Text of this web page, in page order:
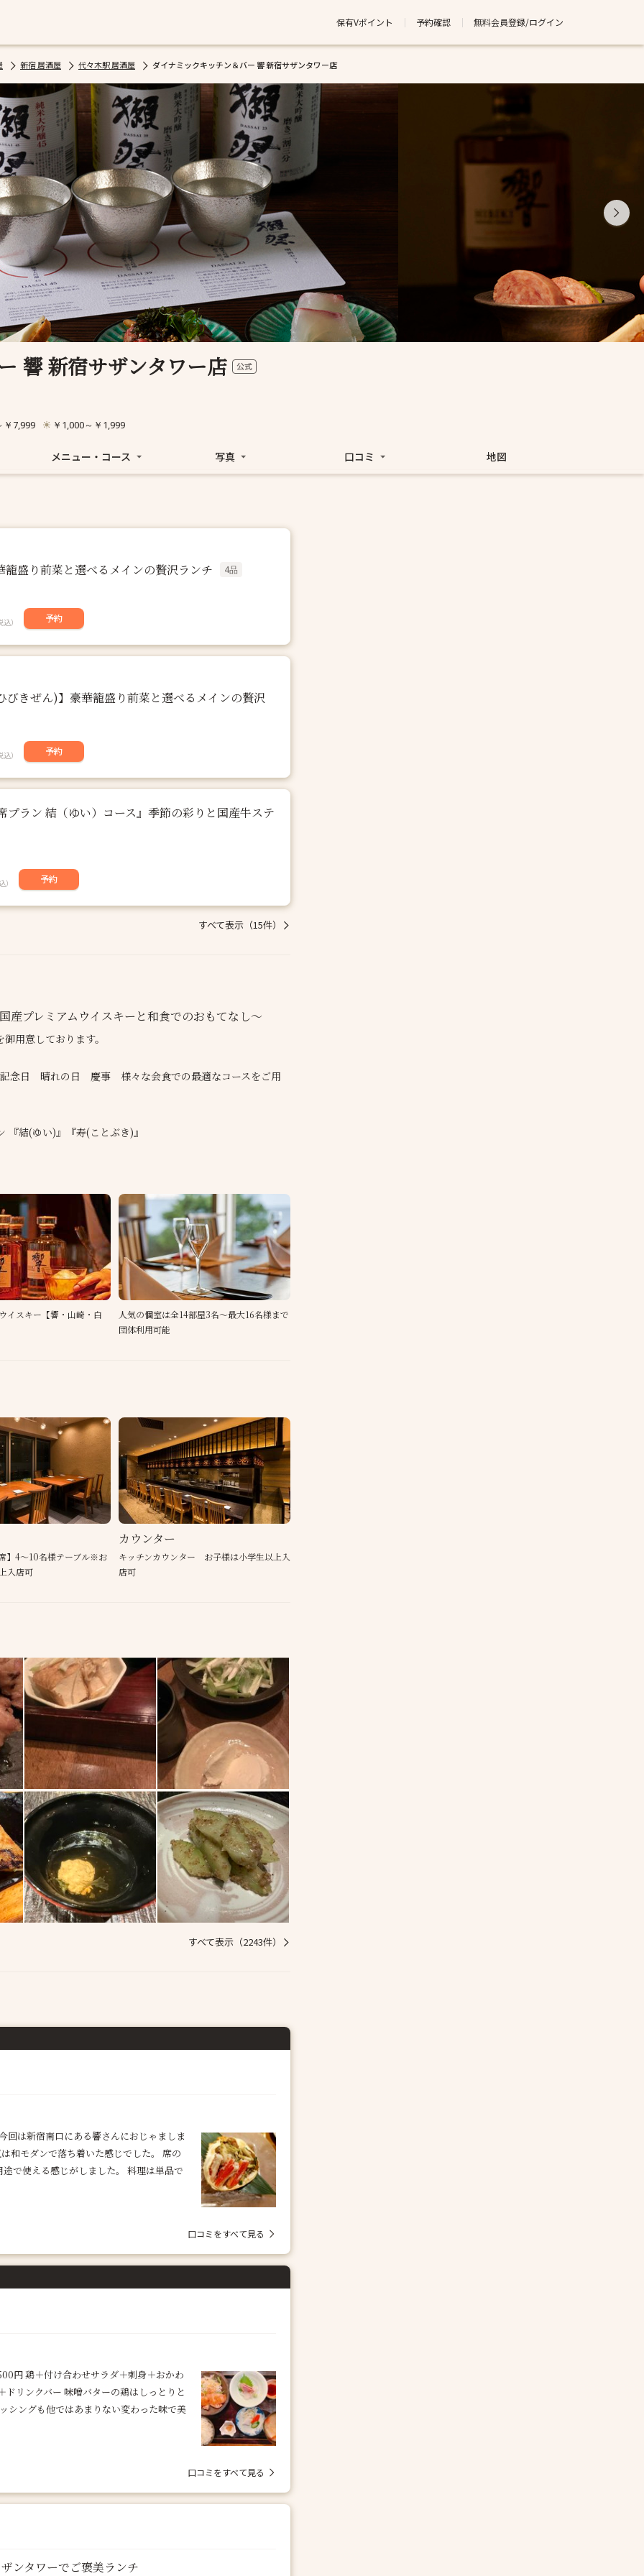
保有Vポイント 予約確認 無料会員登録/ログイン
新宿 居酒屋 代々木駅 居酒屋 ダイナミックキッチン＆バー 響 新宿サザンタワー店
響 新宿サザンタワー店 公式
￥7,999 ￥1,000～￥1,999
メニュー・コース 写真 口コミ 地図
盛り前菜と選べるメインの贅沢ランチ 4品
） 予約
びきぜん)】豪華籠盛り前菜と選べるメインの贅沢
） 予約
ラン 結（ゆい）コース』季節の彩りと国産牛ステ
） 予約
すべて表示（15件）
プレミアムウイスキーと和食でのおもてなし～
用意しております。
晴れの日 慶事 様々な会食での最適なコースをご用
結(ゆい)』『寿(ことぶき)』
イスキー【響・山崎・白
人気の個室は全14部屋3名～最大16名様まで
団体利用可能
】4～10名様テーブル※お
入店可
カウンター
キッチンカウンター お子様は小学生以上入
店可
すべて表示（2243件）
回は新宿南口にある響さんにおじゃましま
和モダンで落ち着いた感じでした。 席の
で使える感じがしました。 料理は単品で
口コミをすべて見る
円 鶏＋付け合わせサラダ＋刺身＋おかわ
リンクバー 味噌バターの鶏はしっとりと
シングも他ではあまりない変わった味で美
口コミをすべて見る
ンタワーでご褒美ランチ